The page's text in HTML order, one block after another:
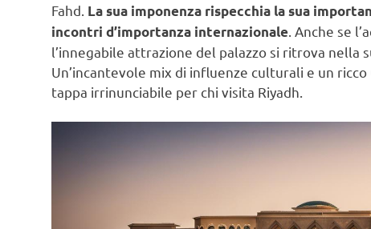
Fahd. La sua imponenza rispecchia la sua
incontri d’importanza internazionale . Anche se
l’innegabile attrazione del palazzo si ritrova nella
Un’incantevole mix di influenze culturali e un
tappa irrinunciabile per chi visita Riyadh.